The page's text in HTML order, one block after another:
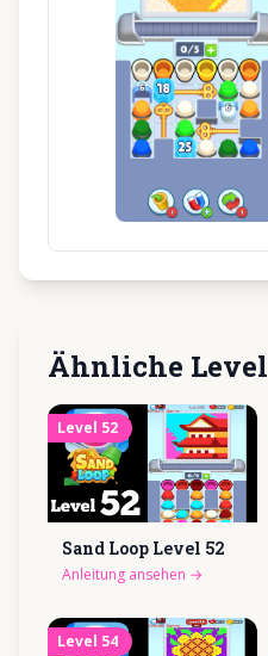
Ähnliche Level
Level 52
Sand Loop Level 52
Anleitung ansehen →
Level 54